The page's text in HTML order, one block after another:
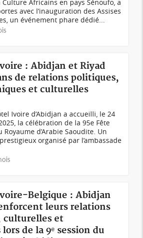
Africains en pays Sénoufo, a
avec l’inauguration des Assises
un événement phare dédié...
: Abidjan et Riyad
de relations politiques,
et culturelles
Ivoire d’Abidjan a accueilli, le 24
la célébration de la 95e Fête
d’Arabie Saoudite. Un
organisé par l’ambassade
Belgique : Abidjan
leurs relations
culturelles et
de la 9ᵉ session du